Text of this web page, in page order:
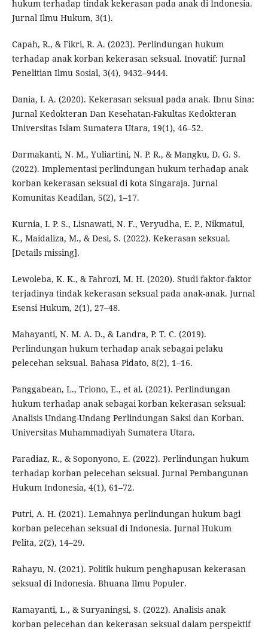
hukum terhadap tindak kekerasan pada anak di Indonesia.
Jurnal Ilmu Hukum, 3(1).
Capah, R., & Fikri, R. A. (2023). Perlindungan hukum
terhadap anak korban kekerasan seksual. Inovatif: Jurnal
Penelitian Ilmu Sosial, 3(4), 9432–9444.
Dania, I. A. (2020). Kekerasan seksual pada anak. Ibnu Sina:
Jurnal Kedokteran Dan Kesehatan-Fakultas Kedokteran
Universitas Islam Sumatera Utara, 19(1), 46–52.
Darmakanti, N. M., Yuliartini, N. P. R., & Mangku, D. G. S.
(2022). Implementasi perlindungan hukum terhadap anak
korban kekerasan seksual di kota Singaraja. Jurnal
Komunitas Keadilan, 5(2), 1–17.
Kurnia, I. P. S., Lisnawati, N. F., Veryudha, E. P., Nikmatul,
K., Maidaliza, M., & Desi, S. (2022). Kekerasan seksual.
[Details missing].
Lewoleba, K. K., & Fahrozi, M. H. (2020). Studi faktor-faktor
terjadinya tindak kekerasan seksual pada anak-anak. Jurnal
Esensi Hukum, 2(1), 27–48.
Mahayanti, N. M. A. D., & Landra, P. T. C. (2019).
Perlindungan hukum terhadap anak sebagai pelaku
pelecehan seksual. Bahasa Pidato, 8(2), 1–16.
Panggabean, L., Triono, E., et al. (2021). Perlindungan
hukum terhadap anak sebagai korban kekerasan seksual:
Analisis Undang-Undang Perlindungan Saksi dan Korban.
Universitas Muhammadiyah Sumatera Utara.
Paradiaz, R., & Soponyono, E. (2022). Perlindungan hukum
terhadap korban pelecehan seksual. Jurnal Pembangunan
Hukum Indonesia, 4(1), 61–72.
Putri, A. H. (2021). Lemahnya perlindungan hukum bagi
korban pelecehan seksual di Indonesia. Jurnal Hukum
Pelita, 2(2), 14–29.
Rahayu, N. (2021). Politik hukum penghapusan kekerasan
seksual di Indonesia. Bhuana Ilmu Populer.
Ramayanti, L., & Suryaningsi, S. (2022). Analisis anak
korban pelecehan dan kekerasan seksual dalam perspektif